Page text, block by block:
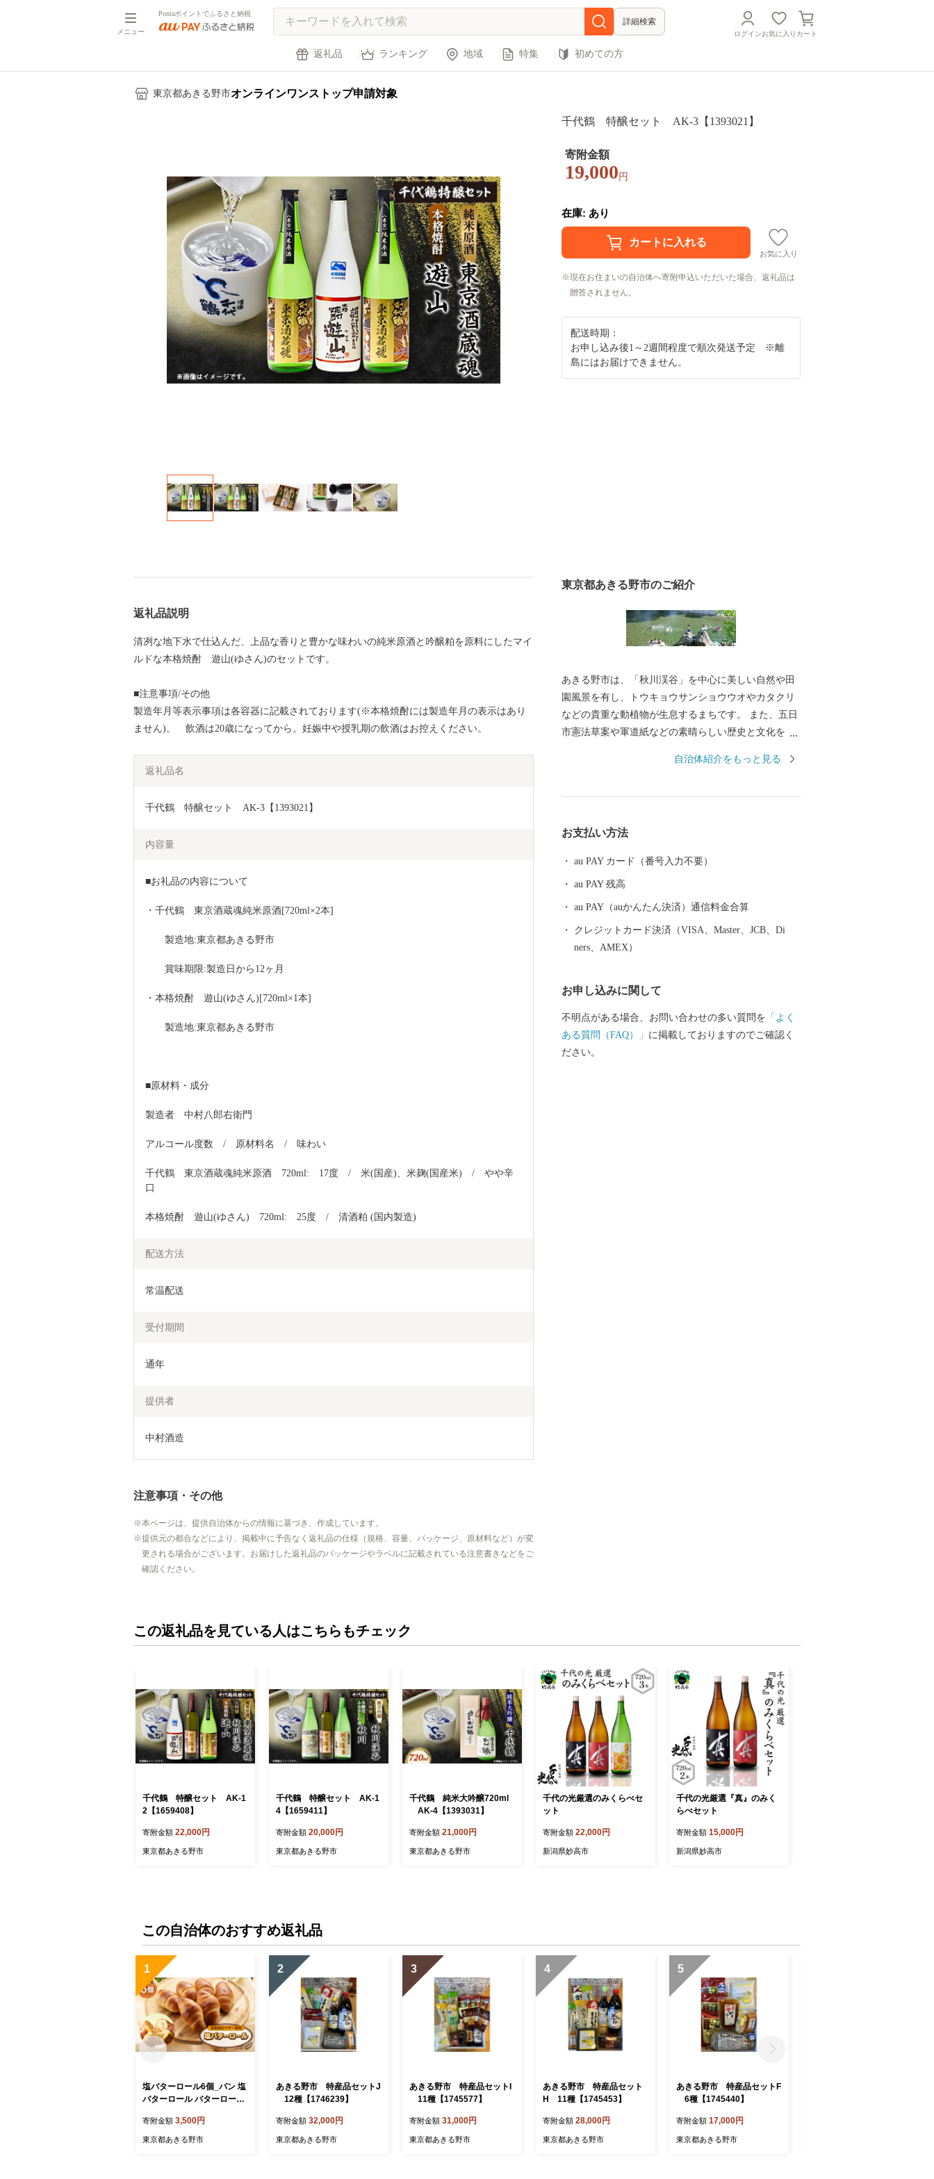
メニュー
Pontaポイントでふるさと納税
詳細検索
ログインお気に入り カート
返礼品 ランキング 地域 特集 初めての方
東京都あきる野市オンラインワンストップ申請対象
千代鶴 特醸セット AK-3【1393021】
寄附金額
19,000 円
在庫: あり
お気に入り
現在お住まいの自治体へ寄附申込いただいた場合、返礼品は
贈答されません。
配送時期：
お申し込み後1～2週間程度で順次発送予定 ※離
島にはお届けできません。
返礼品説明
清冽な地下水で仕込んだ、上品な香りと豊かな味わいの純米原酒と吟醸粕を原料にしたマイ
ルドな本格焼酎 遊山(ゆさん)のセットです。
■注意事項/その他
製造年月等表示事項は各容器に記載されております(※本格焼酎には製造年月の表示はあり
ません)。 飲酒は20歳になってから。妊娠中や授乳期の飲酒はお控えください。
返礼品名
千代鶴　特醸セット　AK-3【1393021】
内容量
■お礼品の内容について
・千代鶴　東京酒蔵魂純米原酒[720ml×2本]
製造地:東京都あきる野市
賞味期限:製造日から12ヶ月
・本格焼酎　遊山(ゆさん)[720ml×1本]
製造地:東京都あきる野市
■原材料・成分
製造者　中村八郎右衛門
アルコール度数　/　原材料名　/　味わい
千代鶴　東京酒蔵魂純米原酒　720ml:　17度　/　米(国産)、米麹(国産米)　/　やや辛
口
本格焼酎　遊山(ゆさん)　720ml:　25度　/　清酒粕 (国内製造)
配送方法
常温配送
受付期間
通年
提供者
中村酒造
注意事項・その他
本ページは、提供自治体からの情報に基づき、作成しています。
提供元の都合などにより、掲載中に予告なく返礼品の仕様（規格、容量、パッケージ、原材料など）が変
更される場合がございます。お届けした返礼品のパッケージやラベルに記載されている注意書きなどをご
確認ください。
東京都あきる野市のご紹介
あきる野市は、「秋川渓谷」を中心に美しい自然や田
園風景を有し、トウキョウサンショウウオやカタクリ
などの貴重な動植物が生息するまちです。 また、五日
市憲法草案や軍道紙などの素晴らしい歴史と文化をま
す。 今後も、「東京のふるさと」として、癒しの場を
自治体紹介をもっと見る
お支払い方法
au PAY カード（番号入力不要）
au PAY 残高
au PAY（auかんたん決済）通信料金合算
クレジットカード決済（VISA、Master、JCB、Di
ners、AMEX）
お申し込みに関して
不明点がある場合、お問い合わせの多い質問を 「よく
ある質問（FAQ）」 に掲載しておりますのでご確認く
ださい。
この返礼品を見ている人はこちらもチェック
千代鶴 特醸セット AK-1
2【1659408】
寄附金額 22,000円
東京都あきる野市
千代鶴 特醸セット AK-1
4【1659411】
寄附金額 20,000円
東京都あきる野市
千代鶴 純米大吟醸720ml
AK-4【1393031】
寄附金額 21,000円
東京都あきる野市
千代の光厳選のみくらべセ
ット
寄附金額 22,000円
新潟県妙高市
千代の光厳選『真』のみく
らべセット
寄附金額 15,000円
新潟県妙高市
この自治体のおすすめ返礼品
1
塩バターロール6個_パン 塩
バターロール バターロール
産純正バター 冷凍 朝食 美
味しい 人気 おすすめ【149
寄附金額 3,500円
東京都あきる野市
2
あきる野市 特産品セットJ
12種【1746239】
寄附金額 32,000円
東京都あきる野市
3
あきる野市 特産品セットI
11種【1745577】
寄附金額 31,000円
東京都あきる野市
4
あきる野市 特産品セット
H 11種【1745453】
寄附金額 28,000円
東京都あきる野市
5
あきる野市 特産品セットF
6種【1745440】
寄附金額 17,000円
東京都あきる野市